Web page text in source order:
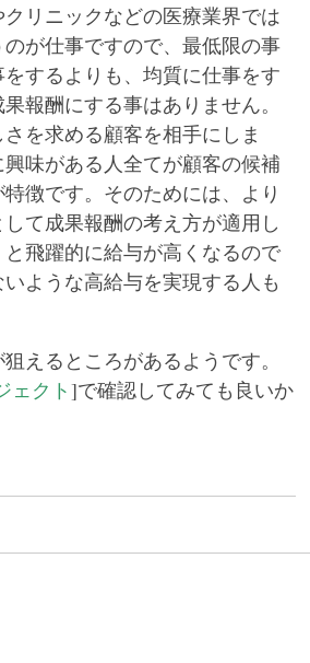
リニックなどの医療業界では
が仕事ですので、最低限の事
するよりも、均質に仕事をす
報酬にする事はありません。
を求める顧客を相手にしま
味がある人全てが顧客の候補
徴です。そのためには、より
て成果報酬の考え方が適用し
飛躍的に給与が高くなるので
ような高給与を実現する人も
えるところがあるようです。
ェクト]で確認してみても良いか